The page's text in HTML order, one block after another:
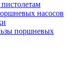
насосов
поршневых